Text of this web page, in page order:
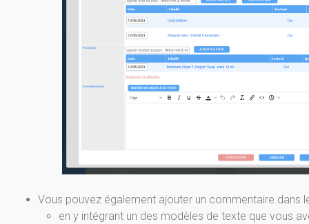
Vous pouvez également ajouter un commentaire dans
en y intégrant un des modèles de texte que vous